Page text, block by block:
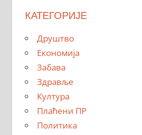
КАТЕГОРИЈЕ
Друштво
Економија
Забава
Здравље
Култура
Плаћени ПР
Политика